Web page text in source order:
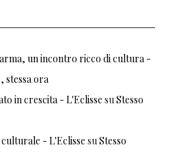
un incontro ricco di cultura -
stessa ora
in crescita - L'Eclisse suStesso
- L'Eclisse suStesso